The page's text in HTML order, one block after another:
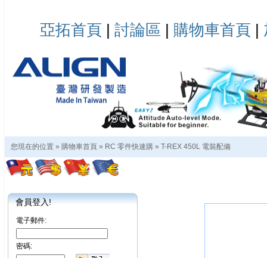
亞拓首頁 | 討論區 | 購物車首頁 |
您現在的位置 » 購物車首頁 » RC 零件快速購 » T-REX 450L 電裝配備
會員登入!
電子郵件:
密碼: